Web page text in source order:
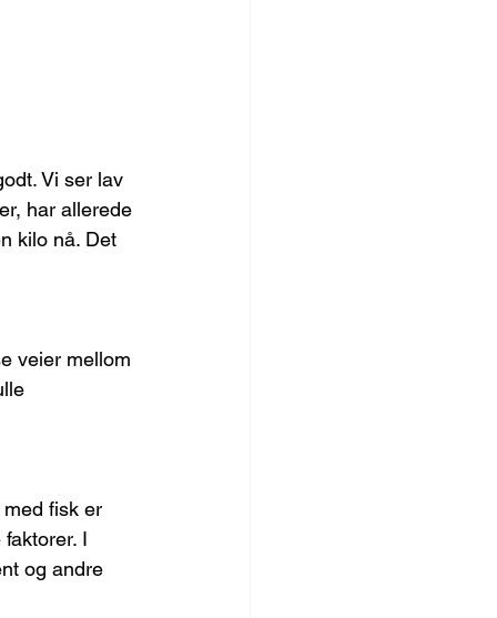
Vi ser lav
har allerede
kilo nå. Det
veier mellom
fisk er
I
og andre